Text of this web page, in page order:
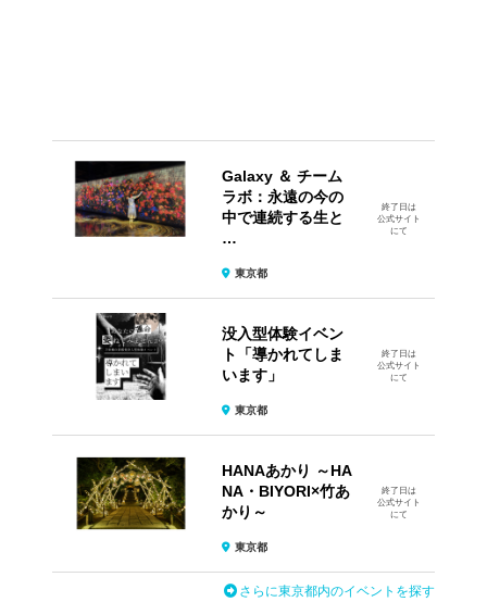
Galaxy ＆ チーム
ラボ：永遠の今の
中で連続する生と
…
東京都
終了日は
公式サイト
にて
没入型体験イベン
ト​「導かれてしま
います」
東京都
終了日は
公式サイト
にて
HANAあかり ～HA
NA・BIYORI×竹あ
かり～
東京都
終了日は
公式サイト
にて
さらに東京都内のイベントを探す